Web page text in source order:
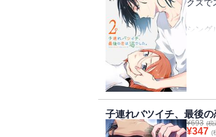
クズで
シング
忙し
よ/初
収録
子連れバツイチ、最後の
¥693 (税
¥347 (